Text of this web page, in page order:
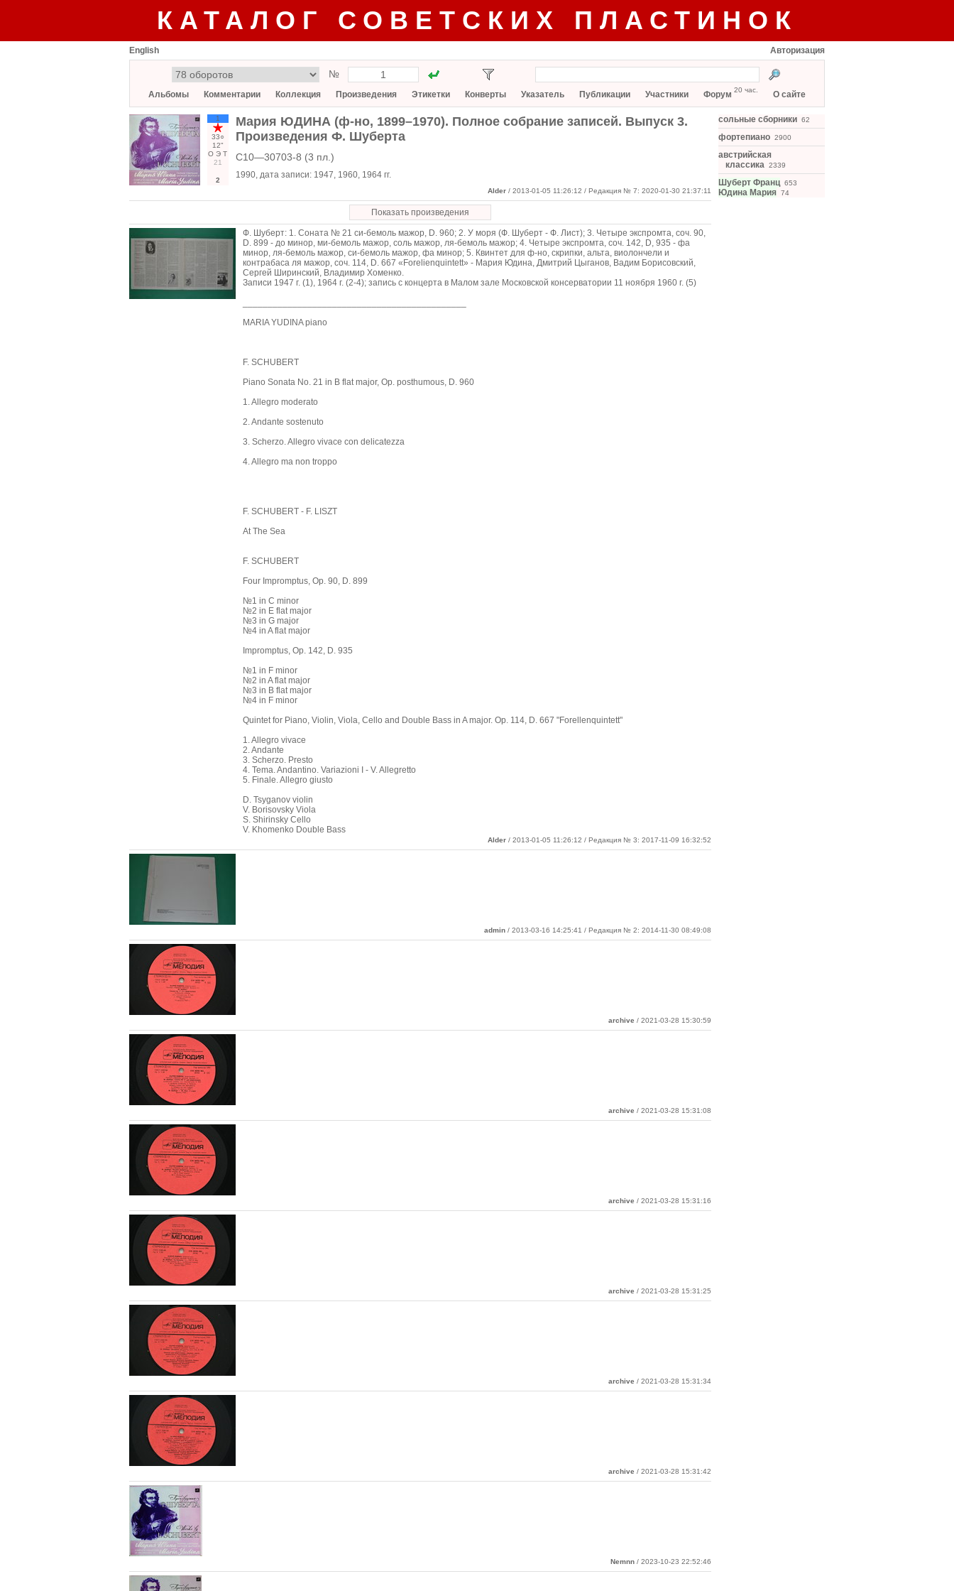
КАТАЛОГ СОВЕТСКИХ ПЛАСТИНОК
English Авторизация
№
Альбомы Комментарии Коллекция Произведения Этикетки Конверты Указатель Публикации Участники Форум 20 час. О сайте
1
33○
12"
О Э Т
21
2
Мария ЮДИНА (ф-но, 1899–1970). Полное собрание записей. Выпуск 3.
Произведения Ф. Шуберта
С10—30703-8 (3 пл.)
1990, дата записи: 1947, 1960, 1964 гг.
Alder / 2013-01-05 11:26:12 / Редакция № 7: 2020-01-30 21:37:11
Показать произведения
Ф. Шуберт: 1. Соната № 21 си-бемоль мажор, D. 960; 2. У моря (Ф. Шуберт - Ф. Лист); 3. Четыре экспромта, соч. 90,
D. 899 - до минор, ми-бемоль мажор, соль мажор, ля-бемоль мажор; 4. Четыре экспромта, соч. 142, D, 935 - фа
минор, ля-бемоль мажор, си-бемоль мажор, фа минор; 5. Квинтет для ф-но, скрипки, альта, виолончели и
контрабаса ля мажор, соч. 114, D. 667 «Forelienquintett» - Мария Юдина, Дмитрий Цыганов, Вадим Борисовский,
Сергей Ширинский, Владимир Хоменко.
Записи 1947 г. (1), 1964 г. (2-4); запись с концерта в Малом зале Московской консерватории 11 ноября 1960 г. (5)
MARIA YUDINA piano
F. SCHUBERT
Piano Sonata No. 21 in B flat major, Op. posthumous, D. 960
1. Allegro moderato
2. Andante sostenuto
3. Scherzo. Allegro vivace con delicatezza
4. Allegro ma non troppo
F. SCHUBERT - F. LISZT
At The Sea
F. SCHUBERT
Four Impromptus, Op. 90, D. 899
№1 in C minor
№2 in E flat major
№3 in G major
№4 in A flat major
Impromptus, Op. 142, D. 935
№1 in F minor
№2 in A flat major
№3 in B flat major
№4 in F minor
Quintet for Piano, Violin, Viola, Cello and Double Bass in A major. Op. 114, D. 667 "Forellenquintett"
1. Allegro vivace
2. Andante
3. Scherzo. Presto
4. Tema. Andantino. Variazioni I - V. Allegretto
5. Finale. Allegro giusto
D. Tsyganov violin
V. Borisovsky Viola
S. Shirinsky Cello
V. Khomenko Double Bass
Alder / 2013-01-05 11:26:12 / Редакция № 3: 2017-11-09 16:32:52
admin / 2013-03-16 14:25:41 / Редакция № 2: 2014-11-30 08:49:08
archive / 2021-03-28 15:30:59
archive / 2021-03-28 15:31:08
archive / 2021-03-28 15:31:16
archive / 2021-03-28 15:31:25
archive / 2021-03-28 15:31:34
archive / 2021-03-28 15:31:42
Nemnn / 2023-10-23 22:52:46
сольные сборники 62
фортепиано 2900
австрийская
классика 2339
Шуберт Франц 653
Юдина Мария 74